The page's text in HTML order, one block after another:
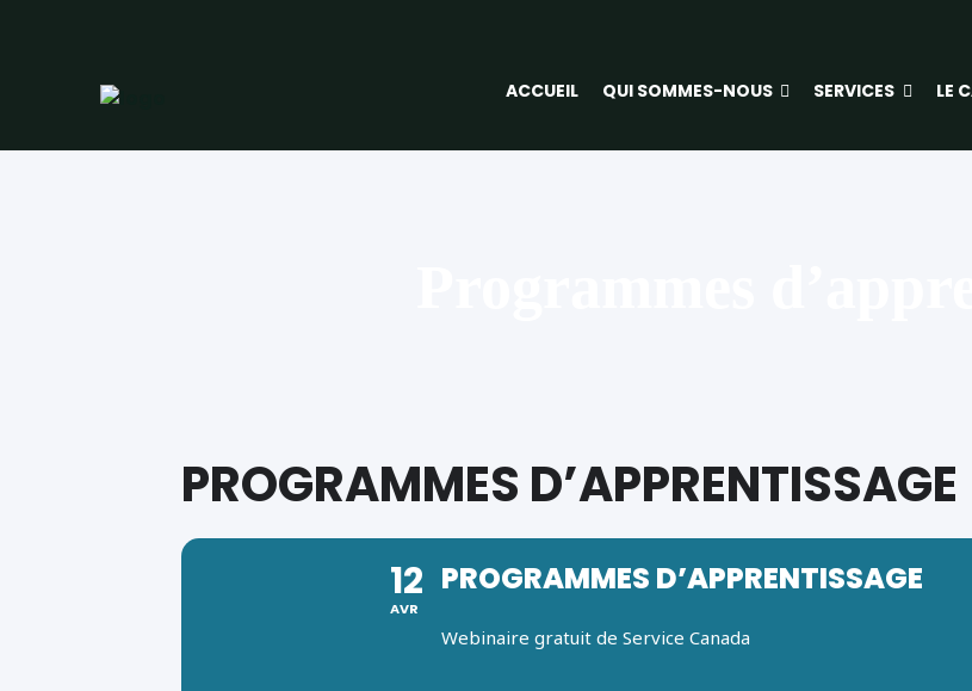
ACCUEIL QUI SOMMES-NOUS SERVICES LE
PROGRAMMES D’APPRENTISSAGE
12
AVR
PROGRAMMES D’APPRENTISSAGE
Webinaire gratuit de Service Canada